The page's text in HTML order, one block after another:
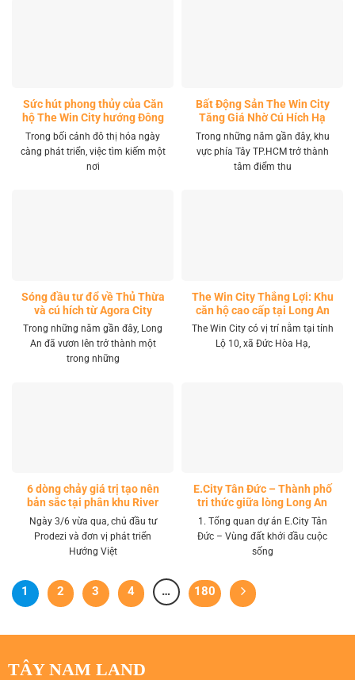
Sức hút phong thủy của Căn
hộ The Win City hướng Đông
Nam
Trong bối cảnh đô thị hóa ngày
càng phát triển, việc tìm kiếm một
nơi
Bất Động Sản The Win City
Tăng Giá Nhờ Cú Hích Hạ
Tầng
Trong những năm gần đây, khu
vực phía Tây TP.HCM trở thành
tâm điểm thu
Sóng đầu tư đổ về Thủ Thừa
và cú hích từ Agora City
Trong những năm gần đây, Long
An đã vươn lên trở thành một
trong những
The Win City Thắng Lợi: Khu
căn hộ cao cấp tại Long An
The Win City có vị trí nằm tại tỉnh
Lộ 10, xã Đức Hòa Hạ,
6 dòng chảy giá trị tạo nên
bản sắc tại phân khu River
Park LA Home
Ngày 3/6 vừa qua, chủ đầu tư
Prodezi và đơn vị phát triển
Hướng Việt
E.City Tân Đức – Thành phố
tri thức giữa lòng Long An
1. Tổng quan dự án E.City Tân
Đức – Vùng đất khởi đầu cuộc
sống
1 2 3 4 … 180
TÂY NAM LAND